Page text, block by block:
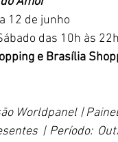
12 de junho
das 10h às
e Brasília
Worldpanel |
| Período: